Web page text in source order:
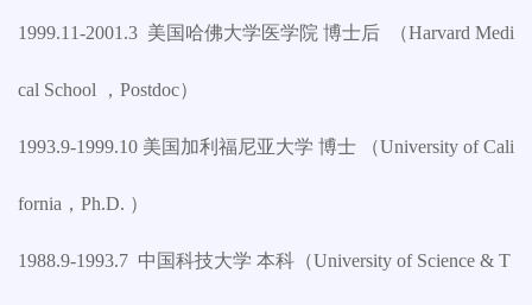
1999.11-2001.3 美国哈佛大学医学院 博士后 （Harvard Medi
cal School ，Postdoc）
1993.9-1999.10 美国加利福尼亚大学 博士 （University of Cali
fornia，Ph.D. ）
1988.9-1993.7 中国科技大学 本科（University of Science & T